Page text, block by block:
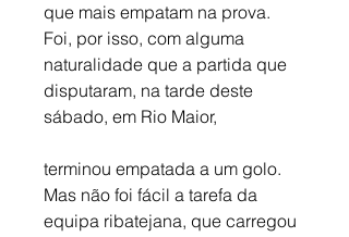
que mais empatam na prova.
Foi, por isso, com alguma
naturalidade que a partida que
disputaram, na tarde deste
sábado, em Rio Maior,
terminou empatada a um golo.
Mas não foi fácil a tarefa da
equipa ribatejana, que carregou